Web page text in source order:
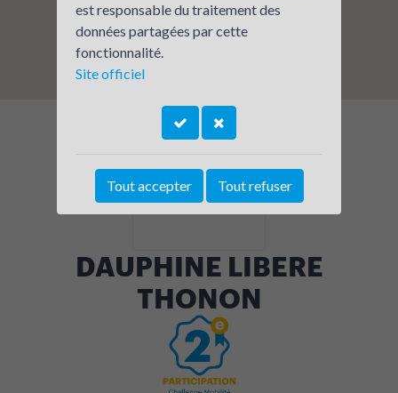
DAUPHINE LIBERE
THONON
est responsable du traitement des
données partagées par cette
fonctionnalité.
Site officiel
Tout accepter Tout refuser